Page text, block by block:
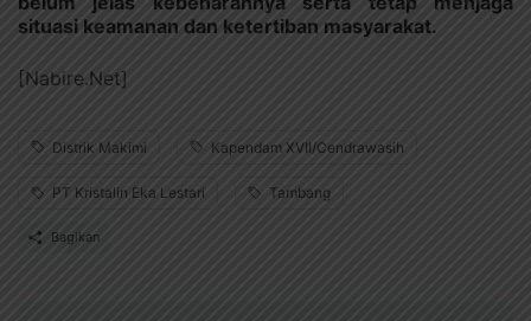
situasi keamanan dan ketertiban masyarakat.
[Nabire.Net]
Distrik Makimi Kapendam XVII/Cendrawasih
PT Kristalin Eka Lestari Tambang
Bagikan